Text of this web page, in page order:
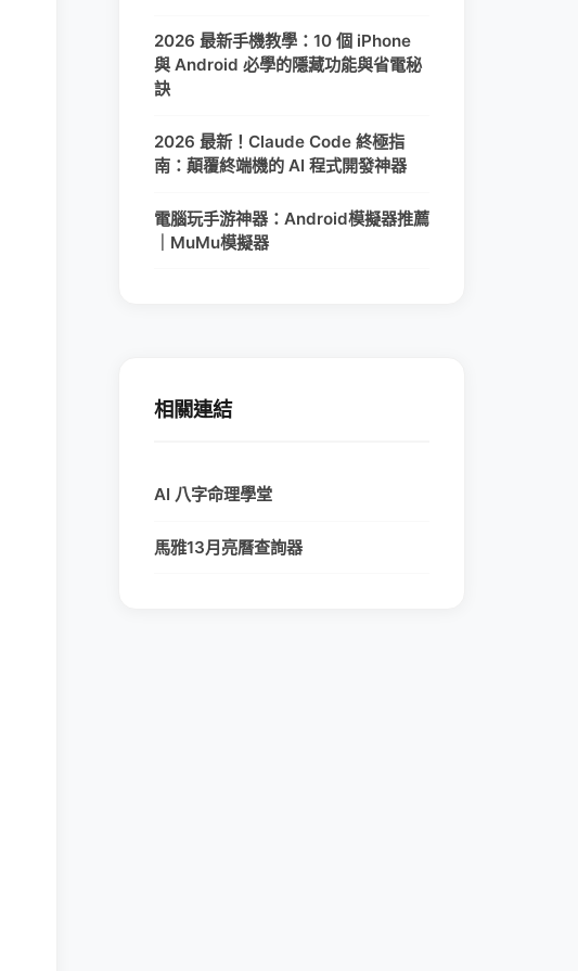
2026 最新手機教學：10 個 iPhone
與 Android 必學的隱藏功能與省電秘
訣
2026 最新！Claude Code 終極指
南：顛覆終端機的 AI 程式開發神器
電腦玩手游神器：Android模擬器推薦
｜MuMu模擬器
相關連結
AI 八字命理學堂
馬雅13月亮曆查詢器